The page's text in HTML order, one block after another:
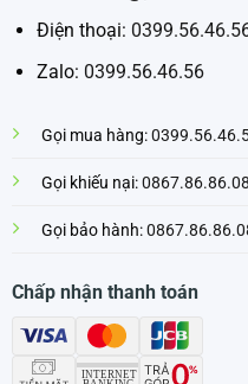
Điện thoại:
Zalo: 0399.56.46.56
Gọi mua hàng:
Gọi khiếu nại:0867.86.86.08
Gọi bảo hành:
Chấp nhận thanh toán